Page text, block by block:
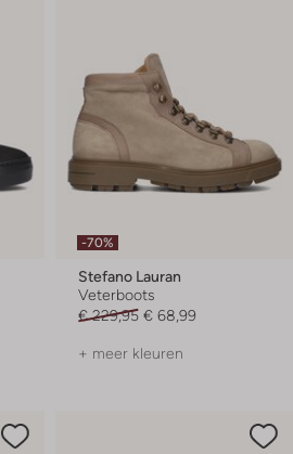
-70%
Stefano Lauran
Veterboots
€ 229,95 € 68,99
+ meer kleuren